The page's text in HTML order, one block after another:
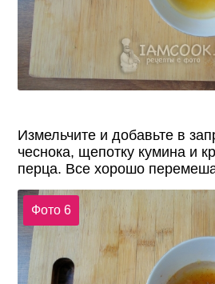
Измельчите и добавьте в
чеснока, щепотку кумина и
перца. Все хорошо
Фото 6